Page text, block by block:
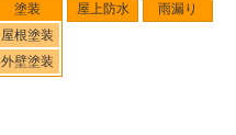
塗装
屋根塗装
外壁塗装
屋上防水 雨漏り